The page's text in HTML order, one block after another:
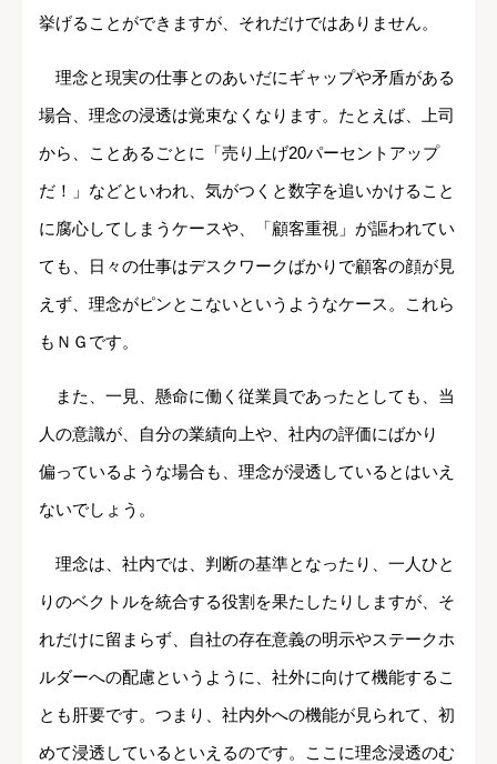
挙げることができますが、それだけではありません。
理念と現実の仕事とのあいだにギャップや矛盾がある
場合、理念の浸透は覚束なくなります。たとえば、上司
から、ことあるごとに「売り上げ20パーセントアップ
だ！」などといわれ、気がつくと数字を追いかけること
に腐心してしまうケースや、「顧客重視」が謳われてい
ても、日々の仕事はデスクワークばかりで顧客の顔が見
えず、理念がピンとこないというようなケース。これら
もＮＧです。
また、一見、懸命に働く従業員であったとしても、当
人の意識が、自分の業績向上や、社内の評価にばかり
偏っているような場合も、理念が浸透しているとはいえ
ないでしょう。
理念は、社内では、判断の基準となったり、一人ひと
りのベクトルを統合する役割を果たしたりしますが、そ
れだけに留まらず、自社の存在意義の明示やステークホ
ルダーへの配慮というように、社外に向けて機能するこ
とも肝要です。つまり、社内外への機能が見られて、初
めて浸透しているといえるのです。ここに理念浸透のむ